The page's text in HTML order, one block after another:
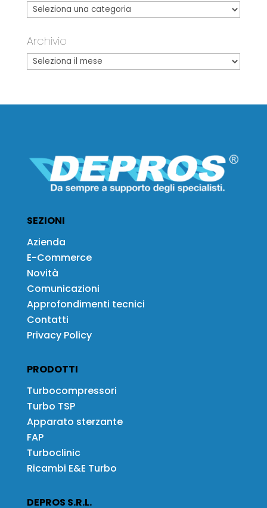
Archivio
SEZIONI
Azienda
E-Commerce
Novità
Comunicazioni
Approfondimenti tecnici
Contatti
Privacy Policy
PRODOTTI
Turbocompressori
Turbo TSP
Apparato sterzante
FAP
Turboclinic
Ricambi E&E Turbo
DEPROS S.R.L.